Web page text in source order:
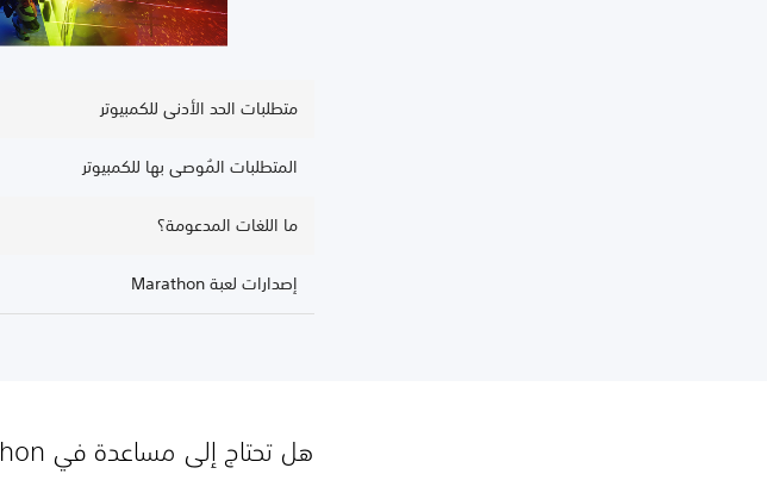
متطلبات الحد الأدنى للكمبيوتر
المتطلبات المُوصى بها للكمبيوتر
ما اللغات المدعومة؟
إصدارات لعبة Marathon
هل تحتاج إلى مساعدة في Marathon؟